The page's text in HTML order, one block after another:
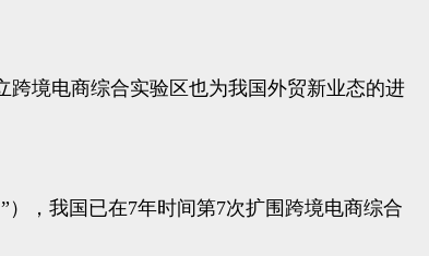
境电商综合实验区也为我国外贸新业态的进
，我国已在7年时间第7次扩围跨境电商综合